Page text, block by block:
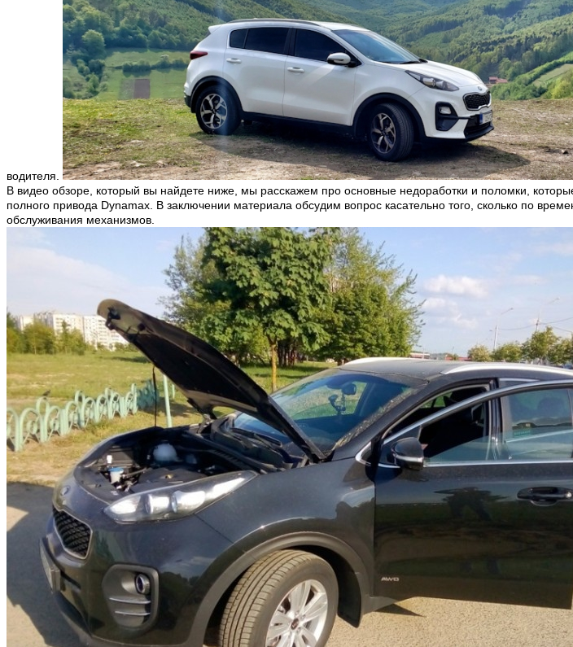
водителя.
В видео обзоре, который вы найдете ниже, мы расскажем про основные недоработки и поломки,
полного привода Dynamax . В заключении материала обсудим вопрос касательно того, сколько по
обслуживания механизмов.